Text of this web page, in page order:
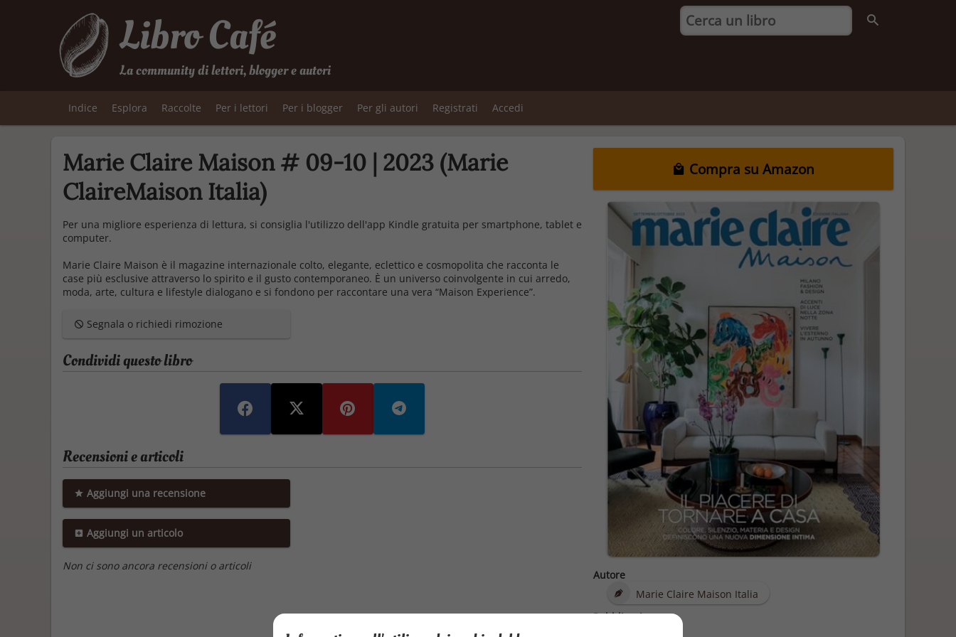
Libro Café
La community di lettori, blogger e autori
Indice Esplora Raccolte Per i lettori Per i blogger Per gli autori Registrati Accedi
Marie Claire Maison # 09-10 | 2023 (Marie
ClaireMaison Italia)
Compra su Amazon
Autore
Marie Claire Maison Italia
Pubblicazione
Per una migliore esperienza di lettura, si consiglia l'utilizzo dell'app Kindle gratuita per smartphone, tablet e
computer.
Marie Claire Maison è il magazine internazionale colto, elegante, eclettico e cosmopolita che racconta le
case più esclusive attraverso lo spirito e il gusto contemporaneo. È un universo coinvolgente in cui arredo,
moda, arte, cultura e lifestyle dialogano e si fondono per raccontare una vera “Maison Experience”.
Segnala o richiedi rimozione
Condividi questo libro
Recensioni e articoli
Aggiungi una recensione
Aggiungi un articolo
Non ci sono ancora recensioni o articoli